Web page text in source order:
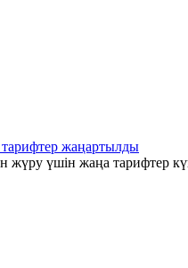
жаңартылды
үшін жаңа тарифтер